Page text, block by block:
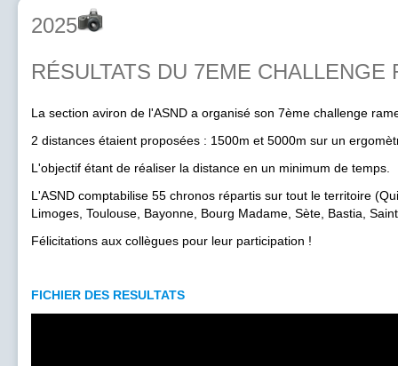
2025
RÉSULTATS DU 7EME CHALLENGE
La section aviron de l'ASND a organisé son 7ème challenge
2 distances étaient proposées : 1500m et 5000m sur un
L'objectif étant de réaliser la distance en un minimum de temps.
L'ASND comptabilise 55 chronos répartis sur tout le territoire
Limoges, Toulouse, Bayonne, Bourg Madame, Sète, Bastia,
Félicitations aux collègues pour leur participation !
FICHIER DES RESULTATS